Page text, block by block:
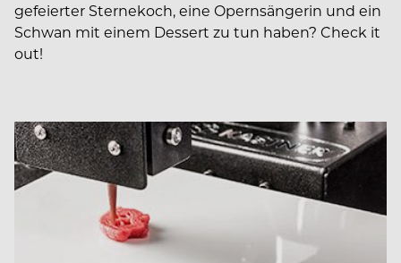
gefeierter Sternekoch, eine Opernsängerin und ein
Schwan mit einem Dessert zu tun haben? Check it
out!